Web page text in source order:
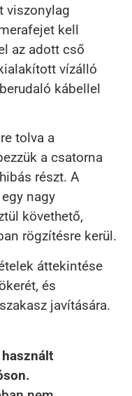
viszonylag
kell
az adott cső
vízálló
kábellel
tolva a
a csatorna
részt. A
nagy
követhető,
rögzítésre kerül.
áttekintése
és
javítására.